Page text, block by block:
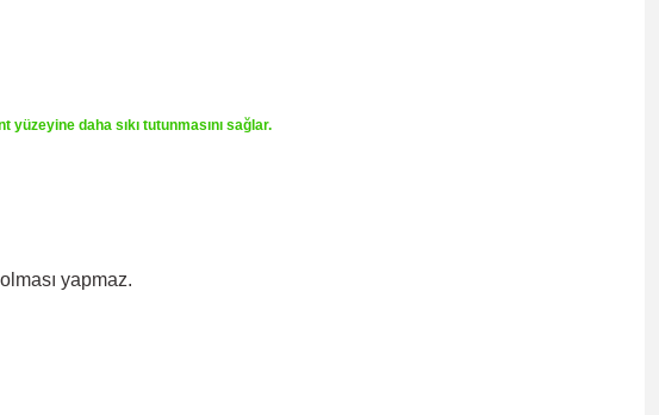
daha sıkı tutunmasını sağlar.
yapmaz.